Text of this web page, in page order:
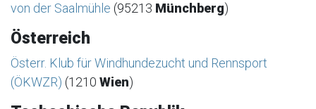
von der Saalmühle (95213 Münchberg)
Österreich
Österr. Klub für Windhundezucht und Rennsport
(ÖKWZR) (1210 Wien)